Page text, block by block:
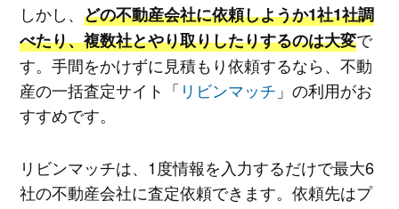
しかし、 どの不動産会社に依頼しようか1社1社調
べたり、複数社とやり取りしたりするのは大変で
す。手間をかけずに見積もり依頼するなら、不動
産の一括査定サイト「リビンマッチ 」の利用がお
すすめです。
リビンマッチは、1度情報を入力するだけで最大6
社の不動産会社に査定依頼できます。依頼先はプ